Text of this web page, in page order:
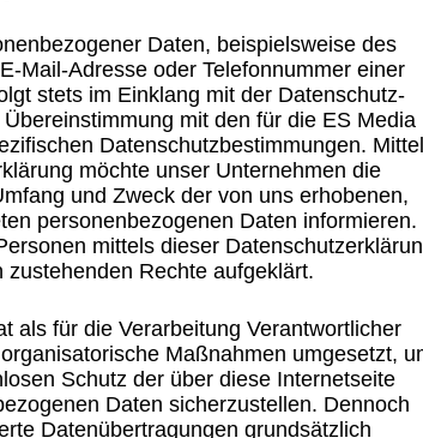
Daten, beispielsweise des
Mail-Adresse oder Telefonnummer einer
stets im Einklang mit der Datenschutz-
mit den für die ES Media
Datenschutzbestimmungen.
möchte unser Unternehmen die
und Zweck der von uns erhobenen,
personenbezogenen Daten informieren.
mittels dieser
zustehenden Rechte aufgeklärt.
als für die Verarbeitung Verantwortlicher
Maßnahmen umgesetzt,
Schutz der über diese Internetseite
Daten sicherzustellen. Dennoch
Datenübertragungen grundsätzlich